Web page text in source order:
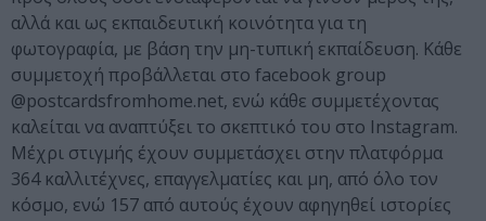
αλλά και ως εκπαιδευτική κοινότητα για τη
φωτογραφία, με βάση την μη-τυπική εκπαίδευση. Κάθε
συμμετοχή προβάλλεται στο facebook group
@postcardsfromhome.net, ενώ κάθε συμμετέχοντας
καλείται να αναπτύξει το σκεπτικό του στο Instagram.
Μέχρι στιγμής έχουν συμμετάσχει στην πλατφόρμα
364 καλλιτέχνες, επαγγελματίες και μη, από όλο τον
κόσμο, ενώ 157 από αυτούς έχουν αφηγηθεί ιστορίες